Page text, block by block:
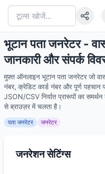
भूटान पता जनरेटर -
जानकारी और संपर्क
मुफ़्त ऑनलाइन भूटान पता जनरेटर जो
नंबर, क्रेडिट कार्ड नंबर और पूर्ण पहचान
JSON/CSV निर्यात प्रारूपों का
से ब्राउज़र में चलता है।
पता जनरेटर जनरेटर
जनरेशन सेटिंग्स